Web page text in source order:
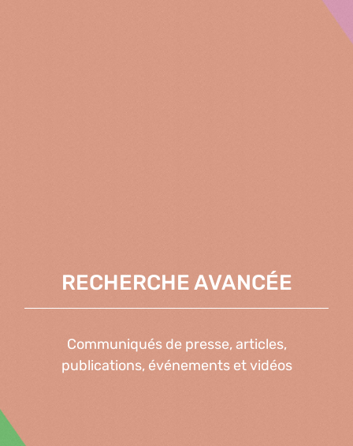
RECHERCHE AVANCÉE
Communiqués de presse, articles,
publications, événements et vidéos